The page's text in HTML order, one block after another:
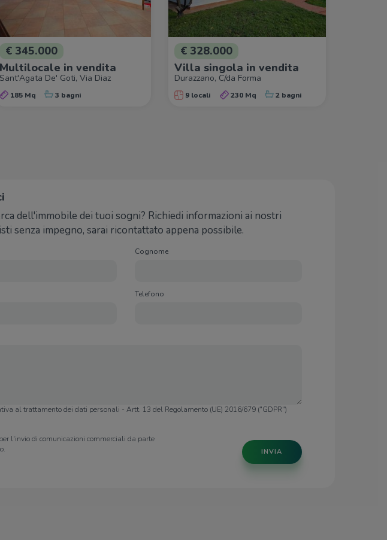
€ 345.000
Multilocale in vendita
Sant'Agata De' Goti, Via Diaz
185 Mq 3 bagni
€ 328.000
Villa singola in vendita
Durazzano, C/da Forma
9 locali 230 Mq 2 bagni
dell'immobile dei tuoi sogni? Richiedi informazioni ai nostri
senza impegno, sarai ricontattato appena possibile.
Cognome
Telefono
al trattamento dei dati personali - Artt. 13 del Regolamento (UE) 2016/679 ("GDPR")
l'invio di comunicazioni commerciali da parte
INVIA